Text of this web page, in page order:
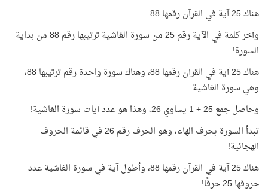
هناك 25 آية في القرآن رقمها 88
وآخر كلمة في الآية رقم 25 من سورة الغاشية ترتيبها رقم 88 من بداية
السورة!
هناك 25 آية في القرآن رقمها 88، وهناك سورة واحدة رقم ترتيبها 88،
وهي سورة الغاشية.
وحاصل جمع 25 + 1 يساوي 26، وهذا هو عدد آيات سورة الغاشية!
تبدأ السورة بحرف الهاء، وهو الحرف رقم 26 في قائمة الحروف
الهجائية!
هناك 25 آية في القرآن رقمها 88، وأطول آية في سورة الغاشية عدد
حروفها 25 حرفًا!